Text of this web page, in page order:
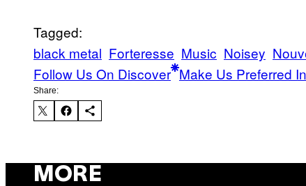
Tagged:
black metal Forteresse Music Noisey
Follow Us On Discover Make Us Preferred
Share:
MORE